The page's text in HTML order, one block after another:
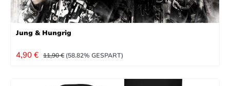
Jung & Hungrig
VERKAUFSPREIS:
4,90 € REGULÄRER PREIS:
11,90 € (58.82% GESPART)